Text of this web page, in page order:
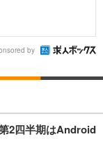
by
2四半期はAndroid